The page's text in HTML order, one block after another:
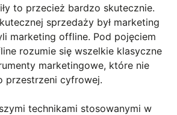
to przecież bardzo skutecznie.
sprzedaży był marketing
marketing offline. Pod pojęciem
rozumie się wszelkie klasyczne
marketingowe, które nie
przestrzeni cyfrowej.
technikami stosowanymi w